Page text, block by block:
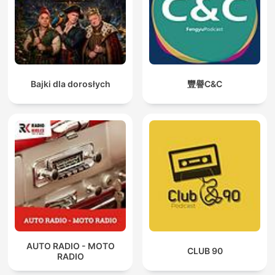
Bajki dla dorosłych 豐譽C&C
AUTO RADIO - MOTO
RADIO
CLUB 90